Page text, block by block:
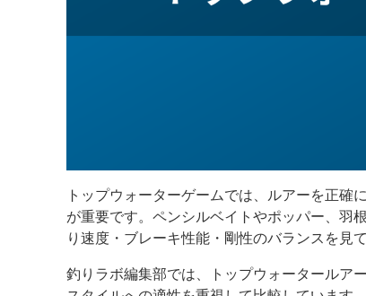
トップウォーターゲームでは、ルアーを正確
が重要です。ペンシルベイトやポッパー、羽
り速度・ブレーキ性能・剛性のバランスを見
釣りラボ編集部では、トップウォータールア